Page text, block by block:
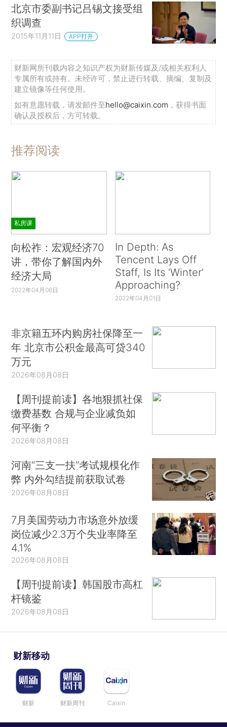
北京市委副书记吕锡文接受组
织调查
2015年11月11日 APP打开
财新网所刊载内容之知识产权为财新传媒及/或相关权利人
专属所有或持有。未经许可，禁止进行转载、摘编、复制及
建立镜像等任何使用。
如有意愿转载，请发邮件至hello@caixin.com ，获得书面
确认及授权后，方可转载。
推荐阅读
私房课
向松祚：宏观经济70
讲，带你了解国内外
经济大局
2022年04月06日
In Depth: As
Tencent Lays Off
Staff, Is Its ‘Winter’
Approaching?
2022年04月01日
非京籍五环内购房社保降至一
年 北京市公积金最高可贷340
万元
2026年08月08日
【周刊提前读】各地狠抓社保
缴费基数 合规与企业减负如
何平衡？
2026年08月08日
河南“三支一扶”考试规模化作
弊 内外勾结提前获取试卷
2026年08月08日
7月美国劳动力市场意外放缓
岗位减少2.3万个失业率降至
4.1%
2026年08月08日
【周刊提前读】韩国股市高杠
杆镜鉴
2026年08月08日
财新移动
财新 财新周刊 Caixin